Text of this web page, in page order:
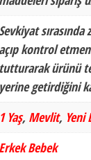
açıp kontrol
tutturarak ürünü
yerine getirdiğini
1 Yaş, Mevlit, Yeni
Erkek Bebek